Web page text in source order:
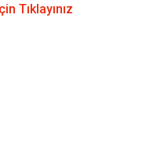
Tıklayınız